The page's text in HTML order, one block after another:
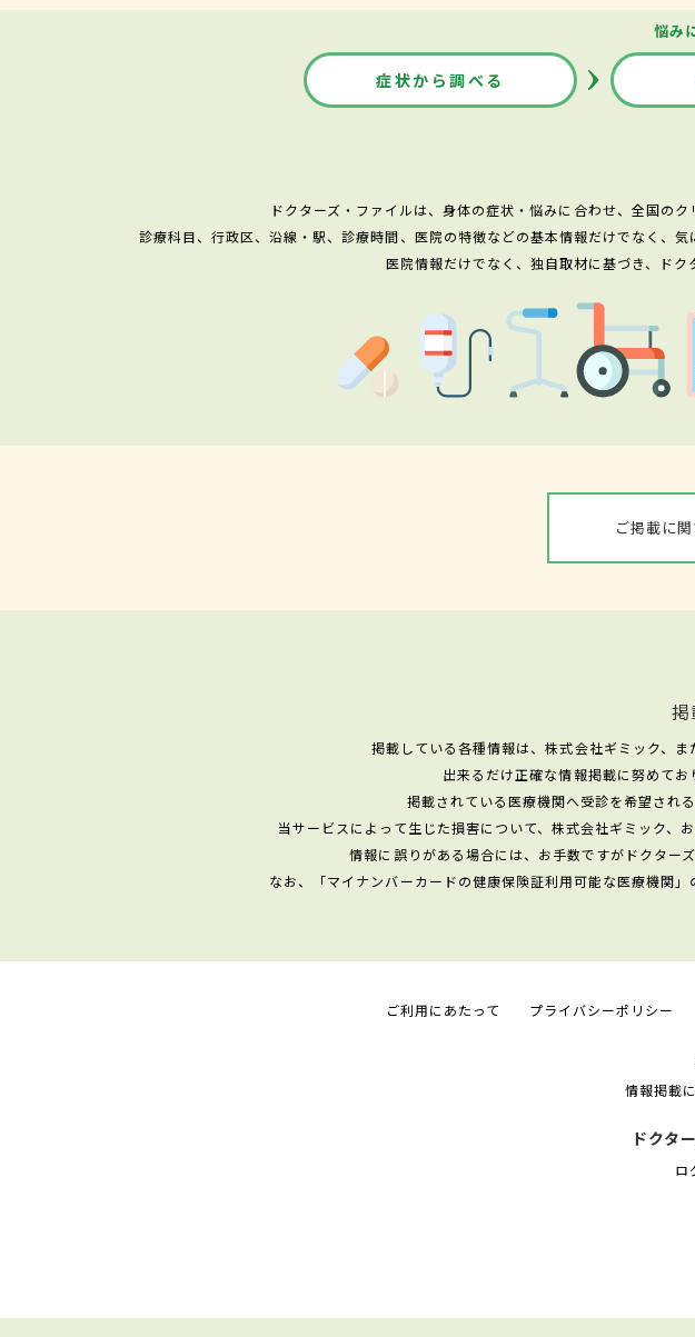
悩み
症状から調べる
ドクターズ・ファイルは、身体の症状・悩みに合わせ、全国の
診療科目、行政区、沿線・駅、診療時間、医院の特徴などの基本情報だけでなく、
医院情報だけでなく、独自取材に基づき、ド
ご掲載に
掲
掲載している各種情報は、株式会社ギミック、
出来るだけ正確な情報掲載に努めてお
掲載されている医療機関へ受診を希望され
当サービスによって生じた損害について、株式会社ギミック、
情報に誤りがある場合には、お手数ですがドクター
なお、「マイナンバーカードの健康保険証利用可能な医療機関
ご利用にあたって プライバシーポリシー
情報掲載
ドクタ
ロ